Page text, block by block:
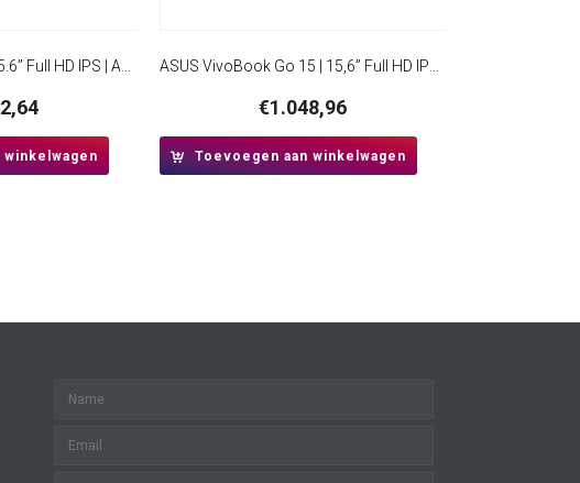
Acer Aspire Lite 15 | 15.6” Full HD IPS | AMD Ryzen 7 5825U | 16GB RAM | 512GB SSD | W11 Pro ASUS VivoBook Go 15 | 15,6” Full HD IPS | AMD Ryzen 3 7320U | 8GB DDR5 | 512GB SSD | W11 Pro | Mixed Black
€1.048,96
Toevoegen aan winkelwagen